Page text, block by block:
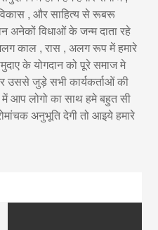
, और साहित्य से रूबरू
अनेकों विधाओं के जन्म दाता रहे
काल , रास , अलग रूप में हमारे
के योगदान को पूरे समाज मे
उससे जुड़े सभी कार्यकर्ताओं की
लोगो का साथ हमे बहुत सी
अनुभूति देगी तो आइये हमारे